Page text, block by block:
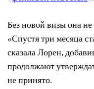
Без новой визы она
«Спустя три месяца
сказала Лорен,
продолжают
не принято.